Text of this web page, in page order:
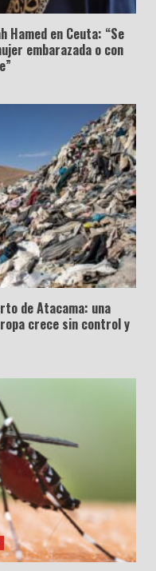
Hamed en Ceuta: “Se
embarazada o con
de Atacama: una
crece sin control y